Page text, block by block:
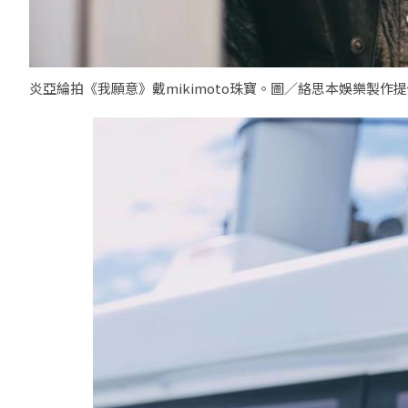
炎亞綸拍《我願意》戴mikimoto珠寶。圖／絡思本娛樂製作